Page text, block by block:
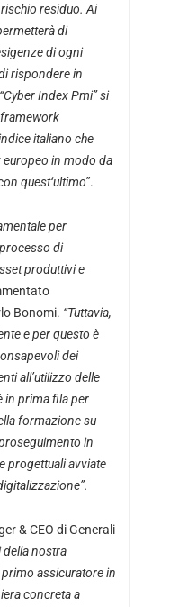
residuo. Ai
di
di ogni
rispondere in
Index Pmi” si
italiano che
europeo in modo da
quest‘ultimo”.
per
di
produttivi e
Bonomi. “Tuttavia,
e per questo è
dei
all’utilizzo delle
in prima fila per
formazione su
in
progettuali avviate
& CEO di Generali
della nostra
assicuratore in
concreta a